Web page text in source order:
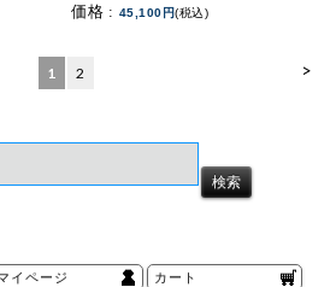
価格 : 45,100円(税込)
>
1 2
イページ カート